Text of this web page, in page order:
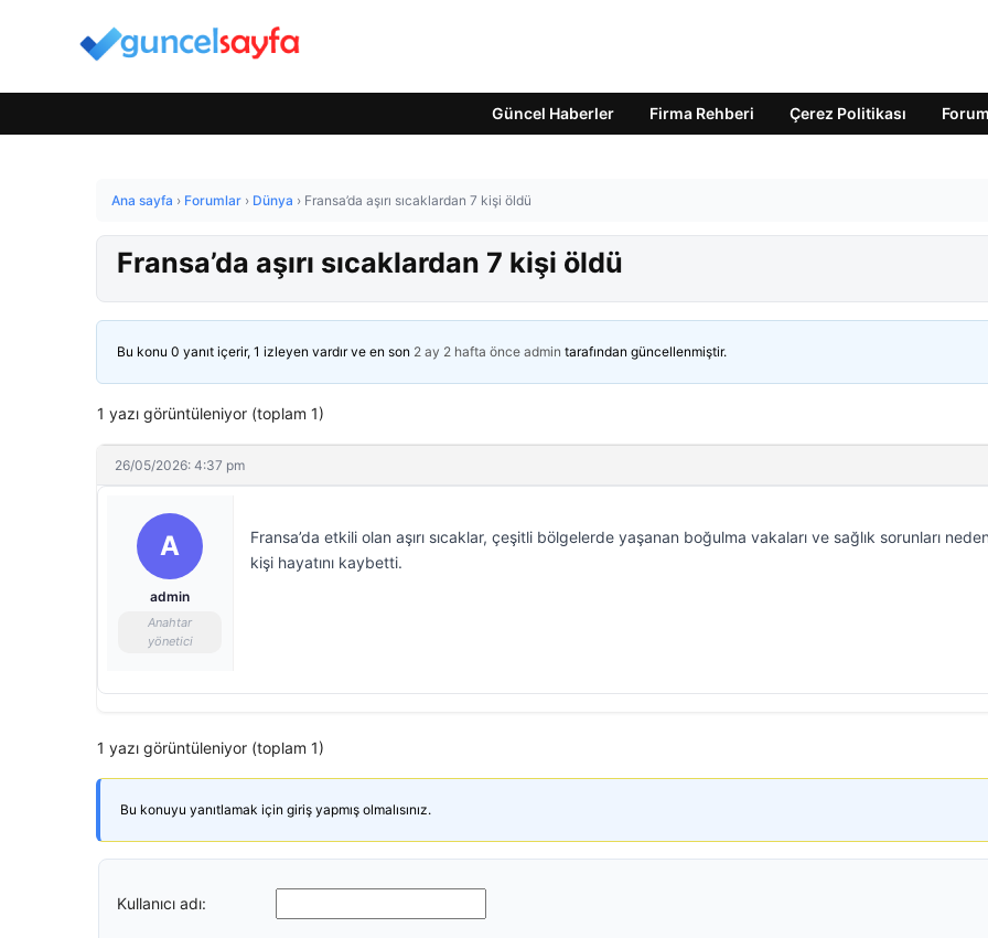
Güncel Haberler Firma Rehberi Çerez Politikası Forum
Ana sayfa › Forumlar › Dünya › Fransa’da aşırı sıcaklardan 7 kişi öldü
Fransa’da aşırı sıcaklardan 7 kişi öldü
Bu konu 0 yanıt içerir, 1 izleyen vardır ve en son 2 ay 2 hafta önce admin tarafından güncellenmiştir.
1 yazı görüntüleniyor (toplam 1)
26/05/2026: 4:37 pm
A
admin
Anahtar
yönetici
Fransa’da etkili olan aşırı sıcaklar, çeşitli bölgelerde yaşanan boğulma vakaları ve sağlık sorunları
kişi hayatını kaybetti.
1 yazı görüntüleniyor (toplam 1)
Bu konuyu yanıtlamak için giriş yapmış olmalısınız.
Kullanıcı adı: